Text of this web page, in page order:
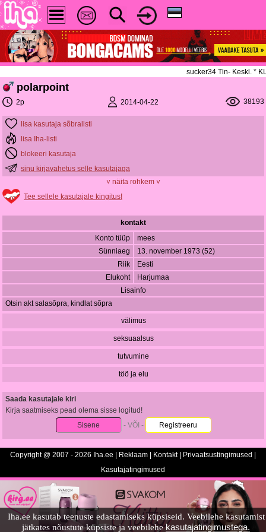
Iha.ee kasutab teenuste edastamiseks küpsiseid. Veebilehe kasutamist
jätkates nõustute küpsiste ja veebilehekasutajatingimustega.
sucker34 Tln- Keskl. *
polarpoint
2p 2014-04-22 38193
lisa kasutaja sõbralisti
lisa Iha-listi
blokeeri kasutaja
sinu kirjavahetus selle kasutajaga
˅ näita rohkem ˅
Tee sellele kasutajale kingitus!
kontakt
Konto tüüp
mees
Sünniaeg
13. november 1973 (52)
Riik
Eesti
Elukoht
Harjumaa
Lisainfo
Otsin akt salasõpra, kindlat sõpra
välimus
seksuaalsus
tutvumine
töö ja elu
Saada kasutajale kiri
Kirja saatmiseks pead olema sisse logitud!
Sisene
- VÕI - Registreeru
Copyright @ 2007 - 2026 Iha.ee | Reklaam Kontakt| Privaatsustingimused
Kasutajatingimused